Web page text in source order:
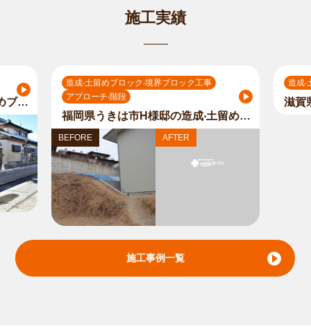
施工実績
岐阜県岐阜市H様邸の造成‧土留めブロック‧境界ブロック工事の作業内容
造成‧土留めブロック‧境界ブロック工事
アプローチ‧階段
福岡県うきは市H様邸の造成‧土留めブロック‧境界ブロック工事のアプローチ‧階段の作業内容
BEFORE AFTER
造成‧
施工事例一覧